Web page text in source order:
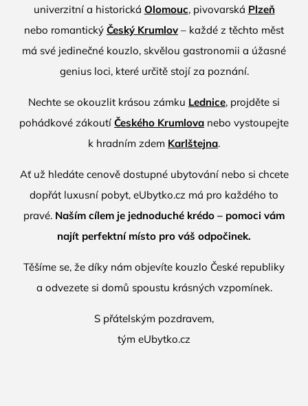
univerzitní a historická Olomouc, pivovarská Plzeň
nebo romantický Český Krumlov – každé z těchto měst
má své jedinečné kouzlo, skvělou gastronomii a úžasné
genius loci, které určitě stojí za poznání.
Nechte se okouzlit krásou zámku Lednice, projděte si
pohádkové zákoutí Českého Krumlova nebo vystoupejte
k hradním zdem Karlštejna.
Ať už hledáte cenově dostupné ubytování nebo si chcete
dopřát luxusní pobyt, eUbytko.cz má pro každého to
pravé. Naším cílem je jednoduché krédo – pomoci vám
najít perfektní místo pro váš odpočinek.
Těšíme se, že díky nám objevíte kouzlo České republiky
a odvezete si domů spoustu krásných vzpomínek.
S přátelským pozdravem,
tým eUbytko.cz